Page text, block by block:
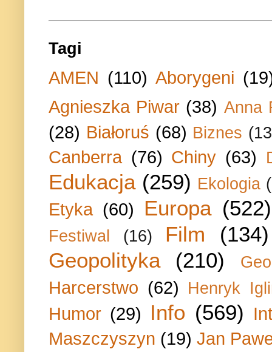
Tagi
AMEN (110) Aborygeni
Agnieszka Piwar (38) Anna
(28) Białoruś (68) Biznes
Canberra (76) Chiny (63)
Edukacja (259) Ekologia
Etyka (60) Europa (522)
Festiwal (16) Film
(134)
Geopolityka
(210)
Harcerstwo (62) Henryk
Humor (29) Info (569)
Maszczyszyn (19) Jan